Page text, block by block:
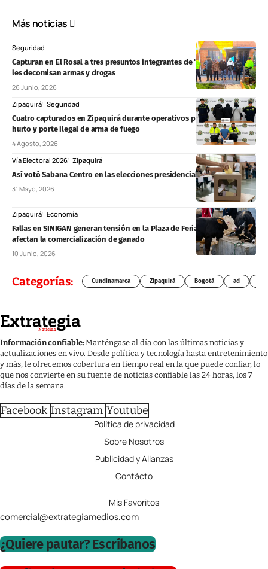
Más noticias
Seguridad
Capturan en El Rosal a tres presuntos integrantes de “Los Costeños” y
les decomisan armas y drogas
26 Junio, 2026
Zipaquirá Seguridad
Cuatro capturados en Zipaquirá durante operativos por presunto
hurto y porte ilegal de arma de fuego
4 Agosto, 2026
Vía Electoral 2026 Zipaquirá
Así votó Sabana Centro en las elecciones presidenciales de 2026
31 Mayo, 2026
Zipaquirá Economía
Fallas en SINIGAN generan tensión en la Plaza de Ferias de Zipaquirá y
afectan la comercialización de ganado
10 Junio, 2026
Categorías: Cundinamarca Zipaquirá Bogotá ad
Información confiable:Manténgase al día con las últimas noticias y
actualizaciones en vivo. Desde política y tecnología hasta entretenimiento
y más, le ofrecemos cobertura en tiempo real en la que puede confiar, lo
que nos convierte en su fuente de noticias confiable las 24 horas, los 7
días de la semana.
Facebook Instagram Youtube
Política de privacidad
Sobre Nosotros
Publicidad y Alianzas
Contácto
Mis Favoritos
comercial@extrategiamedios.com
¿Quiere pautar? Escríbanos